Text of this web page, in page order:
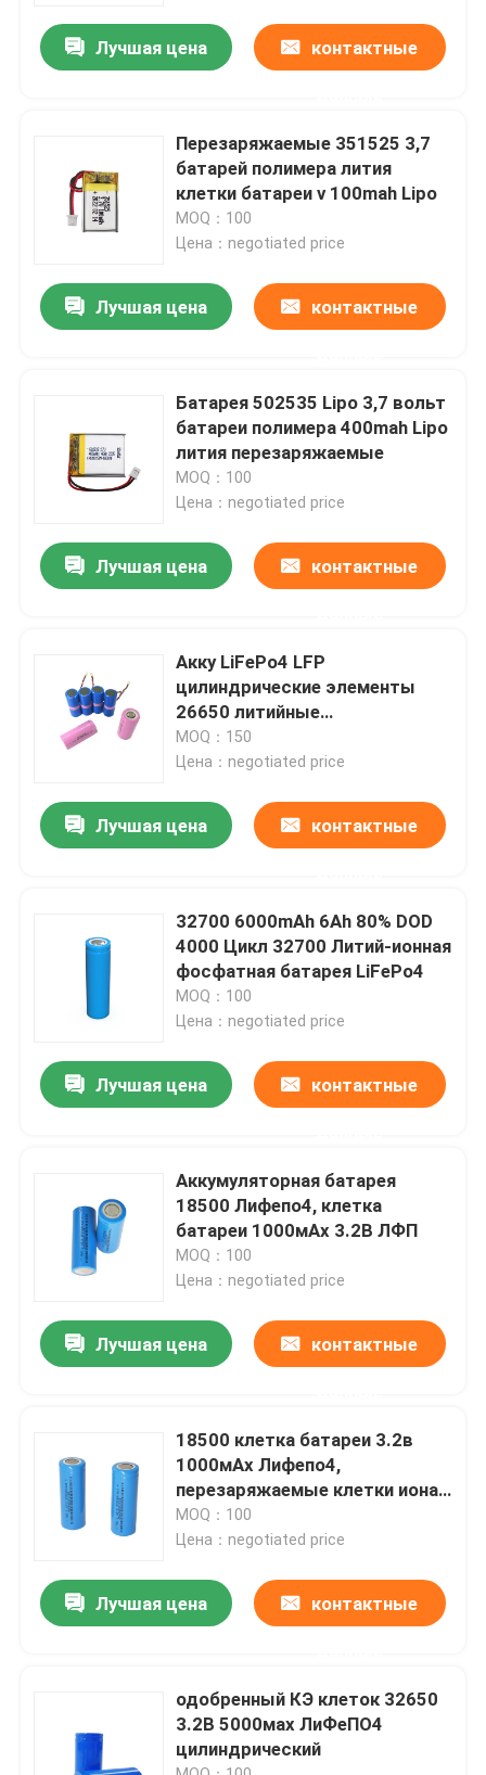
Продукция
VR - шоу
О Компании
контроль качества
Новости
Батарея иона LiFePO4 лития
Лучшая цена контактные
Перезаряжаемые 351525 3,7
батарей полимера лития
клетки батареи v 100mah Lipo
MOQ：100
Цена：negotiated price
Лучшая цена контактные
Батарея 502535 Lipo 3,7 вольт
батареи полимера 400mah Lipo
лития перезаряжаемые
MOQ：100
Цена：negotiated price
Лучшая цена контактные
Акку LiFePo4 LFP
цилиндрические элементы
26650 литийные
аккумуляторы 3.2в 2500mah
2800mah 3400mah
MOQ：150
Цена：negotiated price
Лучшая цена контактные
32700 6000mAh 6Ah 80% DOD
4000 Цикл 32700 Литий-ионная
фосфатная батарея LiFePo4
MOQ：100
Цена：negotiated price
Лучшая цена контактные
Аккумуляторная батарея
18500 Лифепо4, клетка
батареи 1000мАх 3.2В ЛФП
MOQ：100
Цена：negotiated price
Лучшая цена контактные
18500 клетка батареи 3.2в
1000мАх Лифепо4,
перезаряжаемые клетки иона
Ли цилиндрические
MOQ：100
Цена：negotiated price
Лучшая цена контактные
одобренный КЭ клеток 32650
3.2В 5000мах ЛиФеПО4
цилиндрический